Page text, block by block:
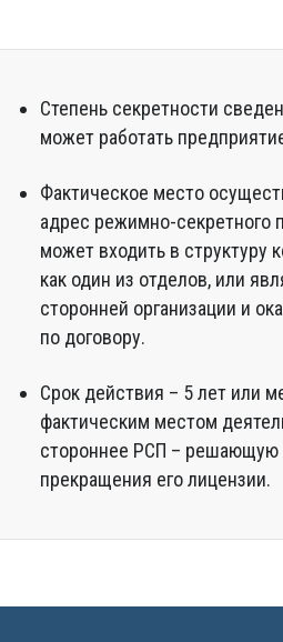
Степень секретности
может работать
Фактическое место
адрес режимно-секретного
может входить в структуру
как один из отделов, или
сторонней организации и
по договору.
Срок действия – 5 лет или
фактическим местом
стороннее РСП – решающую
прекращения его лицензии.